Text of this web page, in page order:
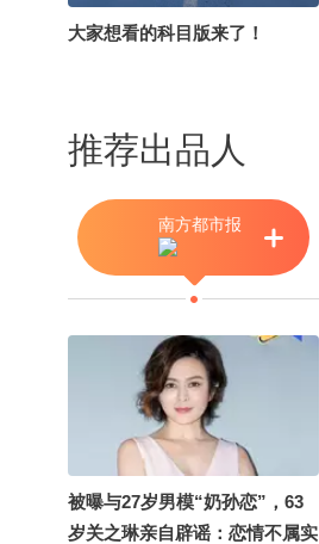
大家想看的科目版来了！
推荐出品人
南方都市报
被曝与27岁男模“奶孙恋”，63
岁关之琳亲自辟谣：恋情不属实